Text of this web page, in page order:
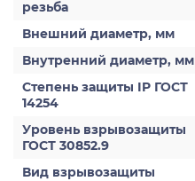
резьба
Внешний диаметр, мм
Внутренний диаметр, мм
Степень защиты IP ГОСТ
14254
Уровень взрывозащиты
ГОСТ 30852.9
Вид взрывозащиты